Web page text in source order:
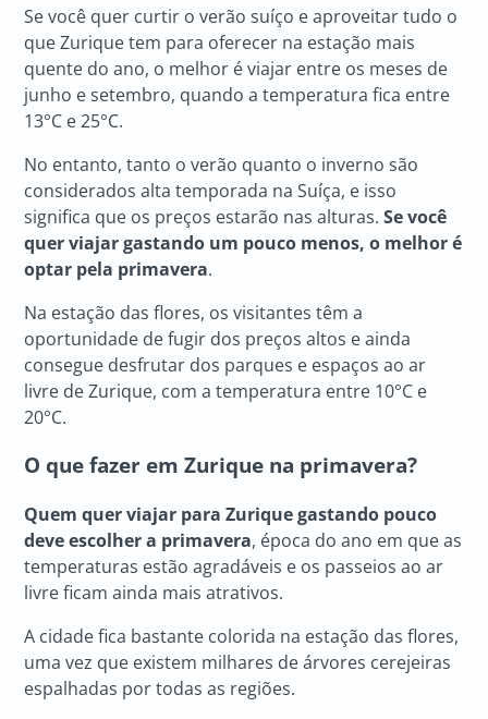
Se você quer curtir o verão suíço e aproveitar tudo o
que Zurique tem para oferecer na estação mais
quente do ano, o melhor é viajar entre os meses de
junho e setembro, quando a temperatura fica entre
13°C e 25°C.
No entanto, tanto o verão quanto o inverno são
considerados alta temporada na Suíça, e isso
significa que os preços estarão nas alturas.Se você
quer viajar gastando um pouco menos, o melhor é
optar pela primavera.
Na estação das flores, os visitantes têm a
oportunidade de fugir dos preços altos e ainda
consegue desfrutar dos parques e espaços ao ar
livre de Zurique, com a temperatura entre 10°C e
20°C.
O que fazer em Zurique na primavera?
Quem querviajar para Zurique gastando pouco
deve escolher a primavera, época do ano em que as
temperaturas estão agradáveis e os passeios ao ar
livre ficam ainda mais atrativos.
A cidade fica bastante colorida na estação das flores,
uma vez que existem milhares de árvores cerejeiras
espalhadas por todas as regiões.